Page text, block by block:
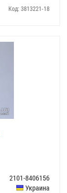
Код: 3813221-18
2101-8406156
Украина